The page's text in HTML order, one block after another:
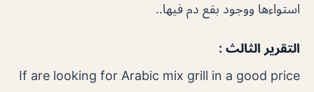
استواءها ووجود بقع دم فيها..
التقرير الثالث :
If are looking for Arabic mix grill in a good price